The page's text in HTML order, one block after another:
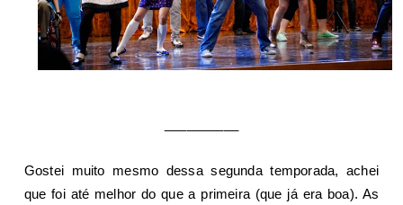
Gostei muito mesmo dessa segunda temporada, achei
que foi até melhor do que a primeira (que já era boa). As